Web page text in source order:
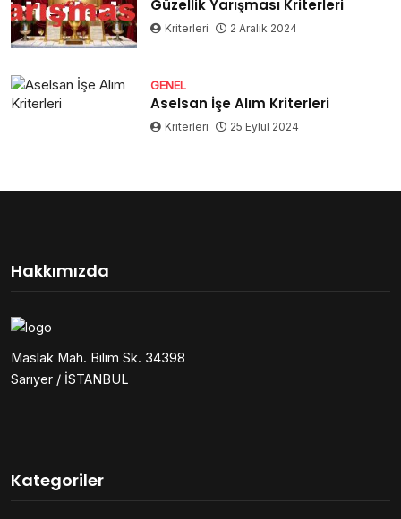
Güzellik Yarışması Kriterleri
Kriterleri 2 Aralık 2024
GENEL
Aselsan İşe Alım Kriterleri
Kriterleri 25 Eylül 2024
Hakkımızda
Maslak Mah. Bilim Sk. 34398
Sarıyer / İSTANBUL
Kategoriler